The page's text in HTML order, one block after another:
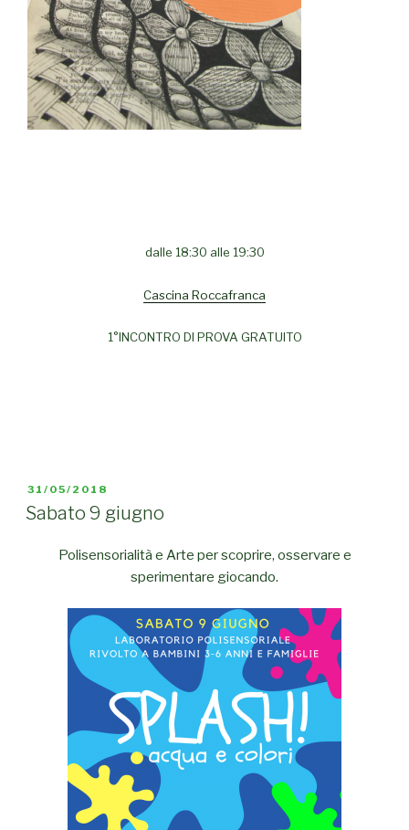
dalle 18:30 alle 19:30
Cascina Roccafranca
1°INCONTRO DI PROVA GRATUITO
PUBBLICATO
IL
31/05/2018
Sabato 9 giugno
Polisensorialità e Arte per scoprire, osservare e
sperimentare giocando.